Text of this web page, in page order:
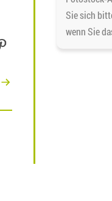
Sie sich
wenn Sie